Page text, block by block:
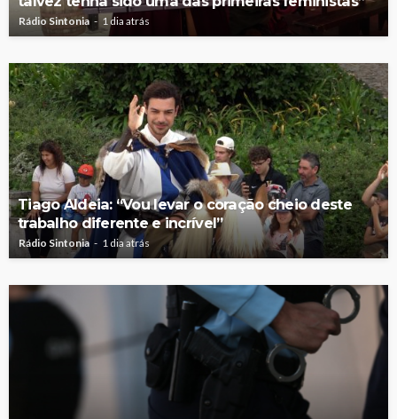
Rádio Sintonia 1 dia atrás
Tiago Aldeia: “Vou levar o coração cheio deste
trabalho diferente e incrível”
Rádio Sintonia 1 dia atrás